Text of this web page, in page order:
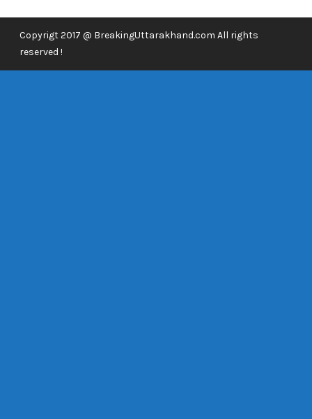
Copyrigt 2017 @ BreakingUttarakhand.com All rights
reserved !